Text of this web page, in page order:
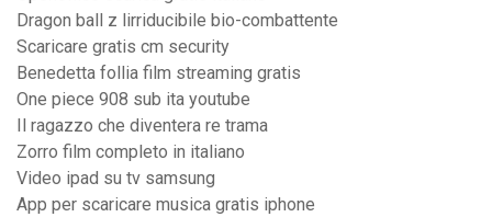
Dragon ball z lirriducibile bio-combattente
Scaricare gratis cm security
Benedetta follia film streaming gratis
One piece 908 sub ita youtube
Il ragazzo che diventera re trama
Zorro film completo in italiano
Video ipad su tv samsung
App per scaricare musica gratis iphone